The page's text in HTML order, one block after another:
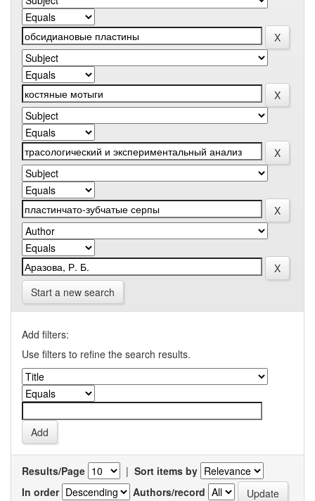
Start a new search
Add filters:
Use filters to refine the search results.
Results/Page | Sort items by
In order
Authors/record